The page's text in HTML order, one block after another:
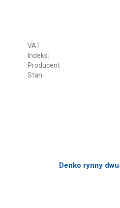
VAT
Indeks:
Producent
Stan
Denko rynny